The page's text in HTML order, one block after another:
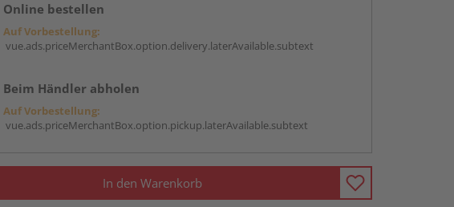
Online bestellen
Auf Vorbestellung:
vue.ads.priceMerchantBox.option.delivery.laterAvailable.subtext
Beim Händler abholen
Auf Vorbestellung:
vue.ads.priceMerchantBox.option.pickup.laterAvailable.subtext
In den Warenkorb